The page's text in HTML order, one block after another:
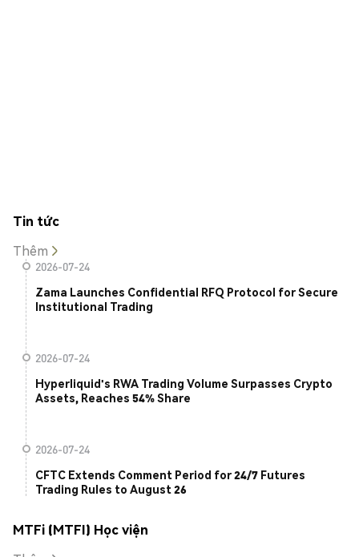
Tin tức
Thêm
2026-07-24
Zama Launches Confidential RFQ Protocol for Secure
Institutional Trading
2026-07-24
Hyperliquid's RWA Trading Volume Surpasses Crypto
Assets, Reaches 54% Share
2026-07-24
CFTC Extends Comment Period for 24/7 Futures
Trading Rules to August 26
MTFi (MTFI) Học viện